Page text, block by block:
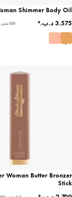
Shimmer Body Oil
100 ملتر - ‏35.750 د.ب.‏ / لتر
Woman Butter Bronzer
Stick